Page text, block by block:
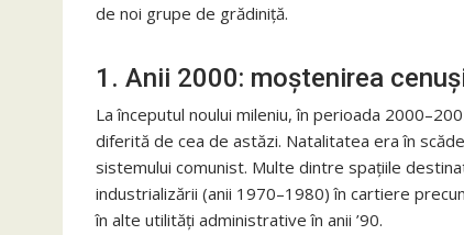
de noi grupe de grădiniță.
1. Anii 2000: moștenirea
La începutul noului mileniu, în perioada
diferită de cea de astăzi. Natalitatea era în
sistemului comunist. Multe dintre spațiile
industrializării (anii 1970–1980) în cartiere
în alte utilități administrative în anii ’90.